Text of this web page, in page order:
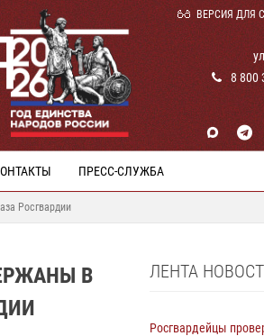
ВЕРСИЯ ДЛЯ
8 800
ПРЕСС-СЛУЖБА
Росгвардии
В
ЛЕНТА
Росгвардейцы